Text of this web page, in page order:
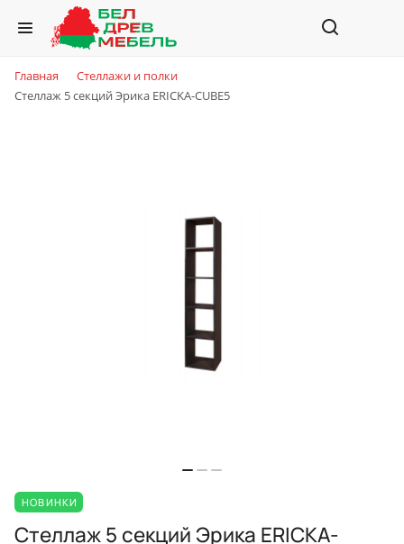
Главная
Стеллажи и полки
Стеллаж 5 секций Эрика ERICKA-CUBE5
НОВИНКИ
Стеллаж 5 секций Эрика ERICKA-